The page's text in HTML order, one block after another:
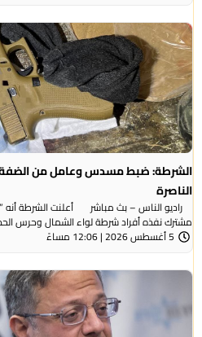
الشرطة: ضبط مسدس وعامل من الضفة
الناصرة
مشترك نفذه أفراد شرطة لواء الشمال وحرس
5 أغسطس 2026 | 12:06 مساءً